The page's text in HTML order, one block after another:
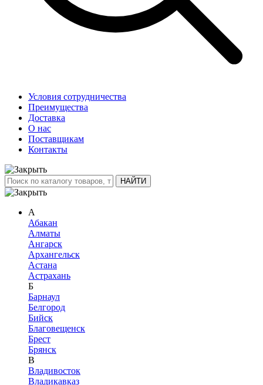
Условия сотрудничества
Преимущества
Доставка
О нас
Поставщикам
Контакты
А
Абакан
Алматы
Ангарск
Архангельск
Астана
Астрахань
Б
Барнаул
Белгород
Бийск
Благовещенск
Брест
Брянск
В
Владивосток
Владикавказ